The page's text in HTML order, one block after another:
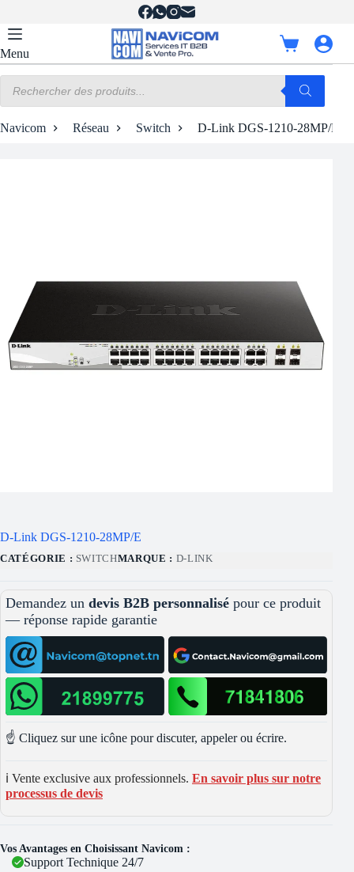
contenu
Menu
Panier
d’achat
produits
Navicom Réseau Switch D-Link DGS-1210-28MP/E
D-Link DGS-1210-28MP/E
CATÉGORIE : SWITCHMARQUE : D-LINK
Demandez un devis B2B personnalisé pour ce produit
— réponse rapide garantie
☝️ Cliquez sur une icône pour discuter, appeler ou écrire.
ℹ️ Vente exclusive aux professionnels. En savoir plus sur notre
processus de devis
Vos Avantages en Choisissant Navicom :
Support Technique 24/7